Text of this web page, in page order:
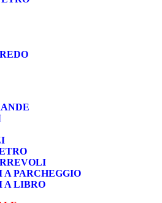
A PARCHEGGIO
A LIBRO